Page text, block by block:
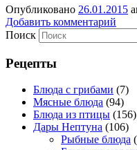
Опубликовано 26.01.2015
Добавить комментарий
Поиск
Рецепты
Блюда с грибами (7)
Мясные блюда (94)
Блюда из птицы (156)
Дары Нептуна (106)
Рыбные блюда